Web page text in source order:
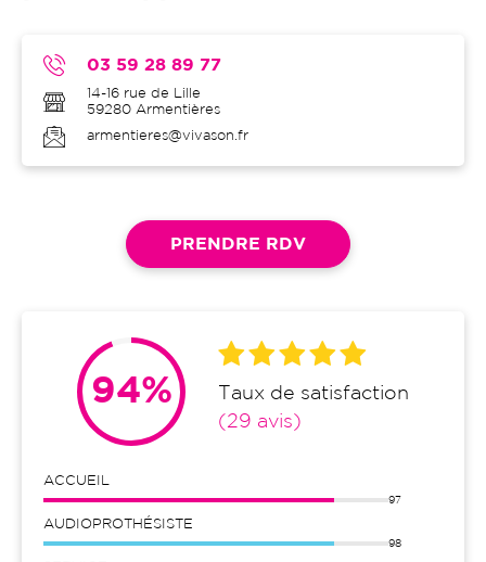
14-16 rue de Lille
59280 Armentières
03 59 28 89 77
armentieres@vivason.fr
PRENDRE RDV
94%
Taux de satisfaction
(29 avis)
ACCUEIL
97
AUDIOPROTHÉSISTE
98